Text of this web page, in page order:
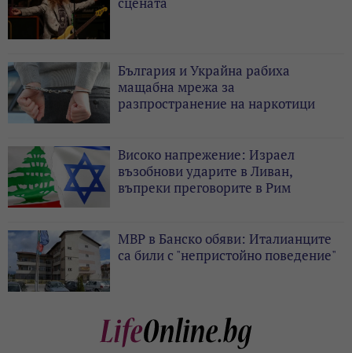
България и Украйна рабиха
мащабна мрежа за
разпространение на наркотици
Високо напрежение: Израел
възобнови ударите в Ливан,
въпреки преговорите в Рим
МВР в Банско обяви: Италианците
са били с "непристойно поведение"